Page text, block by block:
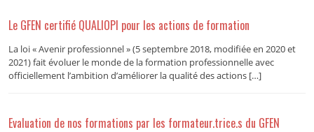
Le GFEN certifié QUALIOPI pour les actions de formation
La loi « Avenir professionnel » (5 septembre 2018, modifiée en 2020 et
2021) fait évoluer le monde de la formation professionnelle avec
officiellement l’ambition d’améliorer la qualité des actions […]
Evaluation de nos formations par les formateur.trice.s du GFEN